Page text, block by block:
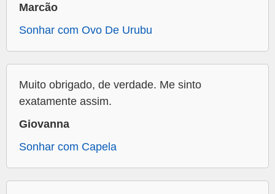
Marcão
Sonhar com Ovo De Urubu
Muito obrigado, de verdade. Me sinto
exatamente assim.
Giovanna
Sonhar com Capela